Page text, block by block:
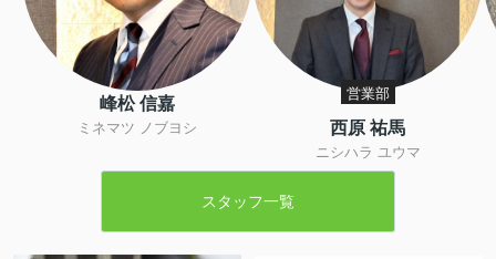
峰松 信嘉
ミネマツ ノブヨシ
営業部
西原 祐馬
ニシハラ ユウマ
スタッフ一覧